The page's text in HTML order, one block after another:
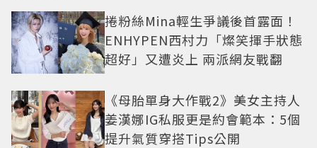
捲粉絲Mina輕生爭議後首露面！
ENHYPEN西村力「燦笑揮手狀態
超好」又遭炎上 兩派網友戰翻
《母胎單身大作戰2》美女主持人
姜漢娜IG私服更是約會範本：5個
提升氣質穿搭Tips公開